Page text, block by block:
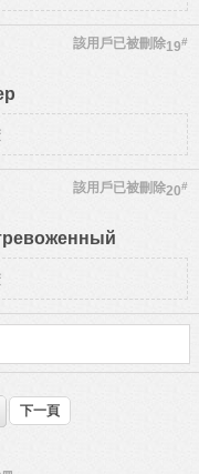
19#
該用戶已被刪除
20#
該用戶已被刪除
下一頁